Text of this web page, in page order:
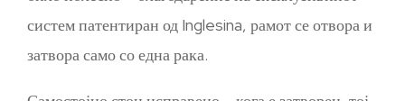
систем патентиран од Inglesina, рамот се отвора и
затвора само со една рака.